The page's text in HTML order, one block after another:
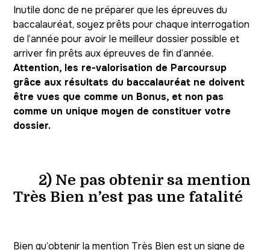
Inutile donc de ne préparer que les épreuves du
baccalauréat, soyez prêts pour chaque interrogation
de l’année pour avoir le meilleur dossier possible et
arriver fin prêts aux épreuves de fin d’année.
Attention, les re-valorisation de Parcoursup
grâce aux résultats du baccalauréat ne doivent
être vues que comme un Bonus, et non pas
comme un unique moyen de constituer votre
dossier.
2) Ne pas obtenir sa mention
Très Bien n’est pas une fatalité
Bien qu’obtenir la mention Très Bien est un signe de